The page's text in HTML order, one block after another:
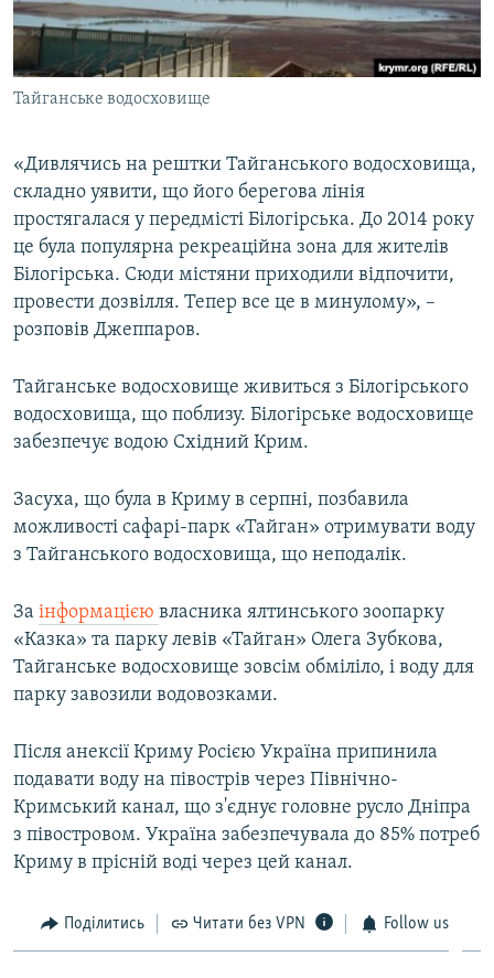
Тайганське водосховище
«Дивлячись на рештки Тайганського водосховища,
складно уявити, що його берегова лінія
простягалася у передмісті Білогірська. До 2014 року
це була популярна рекреаційна зона для жителів
Білогірська. Сюди містяни приходили відпочити,
провести дозвілля. Тепер все це в минулому», –
розповів Джеппаров.
Тайганське водосховище живиться з Білогірського
водосховища, що поблизу. Білогірське водосховище
забезпечує водою Східний Крим.
Засуха, що була в Криму в серпні, позбавила
можливості сафарі-парк «Тайган» отримувати воду
з Тайганського водосховища, що неподалік.
За інформацією власника ялтинського зоопарку
«Казка» та парку левів «Тайган» Олега Зубкова,
Тайганське водосховище зовсім обміліло, і воду для
парку завозили водовозками.
Після анексії Криму Росією Україна припинила
подавати воду на півострів через Північно-
Кримський канал, що з'єднує головне русло Дніпра
з півостровом. Україна забезпечувала до 85% потреб
Криму в прісній воді через цей канал.
Поділитись Читати без VPN Follow us